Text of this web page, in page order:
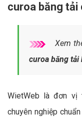
curoa băng tải
Xem
curoa băng tải
WietWeb là đơn vị
chuyên nghiệp